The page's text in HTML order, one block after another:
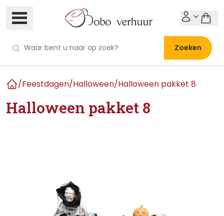
Zoeken
/Feestdagen/Halloween/Halloween pakket 8
Halloween pakket 8